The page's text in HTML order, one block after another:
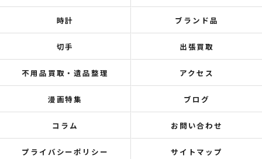
時計 ブランド品
切手 出張買取
不用品買取・遺品整理 アクセス
漫画特集 ブログ
コラム お問い合わせ
プライバシーポリシー サイトマップ